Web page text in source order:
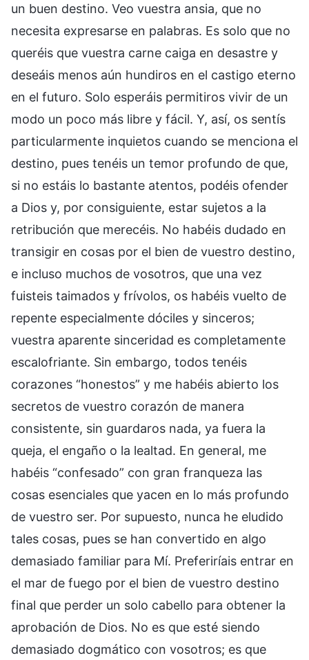
un buen destino. Veo vuestra ansia, que no
necesita expresarse en palabras. Es solo que no
queréis que vuestra carne caiga en desastre y
deseáis menos aún hundiros en el castigo eterno
en el futuro. Solo esperáis permitiros vivir de un
modo un poco más libre y fácil. Y, así, os sentís
particularmente inquietos cuando se menciona el
destino, pues tenéis un temor profundo de que,
si no estáis lo bastante atentos, podéis ofender
a Dios y, por consiguiente, estar sujetos a la
retribución que merecéis. No habéis dudado en
transigir en cosas por el bien de vuestro destino,
e incluso muchos de vosotros, que una vez
fuisteis taimados y frívolos, os habéis vuelto de
repente especialmente dóciles y sinceros;
vuestra aparente sinceridad es completamente
escalofriante. Sin embargo, todos tenéis
corazones “honestos” y me habéis abierto los
secretos de vuestro corazón de manera
consistente, sin guardaros nada, ya fuera la
queja, el engaño o la lealtad. En general, me
habéis “confesado” con gran franqueza las
cosas esenciales que yacen en lo más profundo
de vuestro ser. Por supuesto, nunca he eludido
tales cosas, pues se han convertido en algo
demasiado familiar para Mí. Preferiríais entrar en
el mar de fuego por el bien de vuestro destino
final que perder un solo cabello para obtener la
aprobación de Dios. No es que esté siendo
demasiado dogmático con vosotros; es que